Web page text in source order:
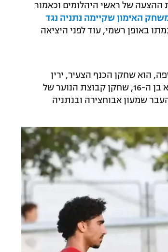
ההצעה של ראשי היהלומים וכאמור
האימון שקיימה נתניה נגד
באופן רשמי, עוד לפני היציאה
הוא שחקן הכנף הצעיר, ירין
אבוחצירה, שכבש אמש את השער השני במשחק. אבוחצירא בן ה-16, שחקן קבוצת הנוער של
שמעון אבוחצירה ובנתניה